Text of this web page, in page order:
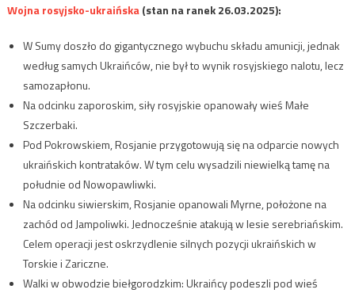
Wojna rosyjsko-ukraińska(stan na ranek 26.03.2025):
W Sumy doszło do gigantycznego wybuchu składu amunicji, jednak
według samych Ukraińców, nie był to wynik rosyjskiego nalotu, lecz
samozapłonu.
Na odcinku zaporoskim, siły rosyjskie opanowały wieś Małe
Szczerbaki.
Pod Pokrowskiem, Rosjanie przygotowują się na odparcie nowych
ukraińskich kontrataków. W tym celu wysadzili niewielką tamę na
południe od Nowopawliwki.
Na odcinku siwierskim, Rosjanie opanowali Myrne, położone na
zachód od Jampoliwki. Jednocześnie atakują w lesie serebriańskim.
Celem operacji jest oskrzydlenie silnych pozycji ukraińskich w
Torskie i Zariczne.
Walki w obwodzie biełgorodzkim: Ukraińcy podeszli pod wieś